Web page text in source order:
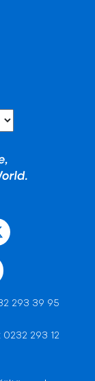
293 39 95
0232 293 12